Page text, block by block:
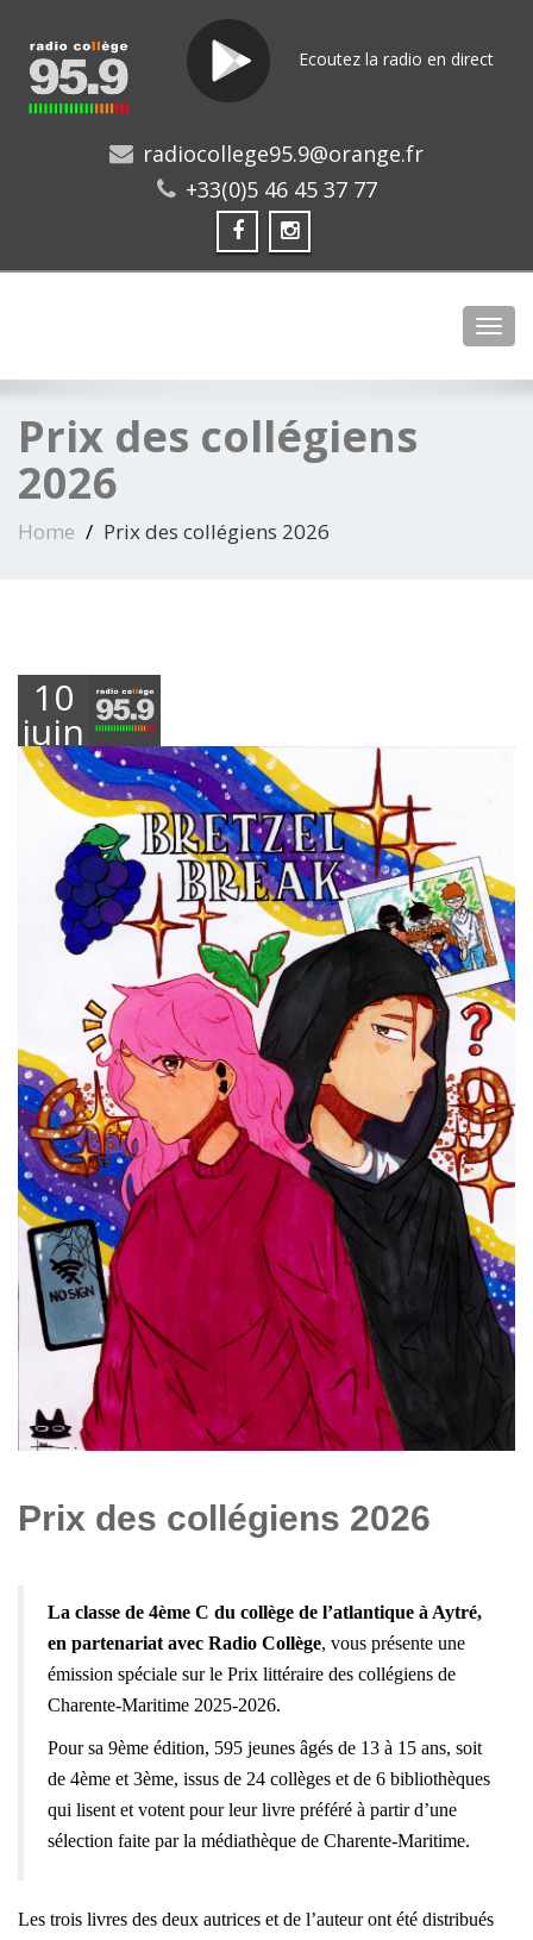
Ecoutez la radio en direct
radiocollege95.9@orange.fr
+33(0)5 46 45 37 77
Prix des collégiens
2026
Home Prix des collégiens 2026
10
juin
2026
Prix des collégiens 2026
La classe de 4ème C du collège de l’atlantique à Aytré,
en partenariat avec Radio Collège, vous présente une
émission spéciale sur le Prix littéraire des collégiens de
Charente-Maritime 2025-2026.
Pour sa 9ème édition, 595 jeunes âgés de 13 à 15 ans, soit
de 4ème et 3ème, issus de 24 collèges et de 6 bibliothèques
qui lisent et votent pour leur livre préféré à partir d’une
sélection faite par la médiathèque de Charente-Maritime.
Les trois livres des deux autrices et de l’auteur ont été distribués